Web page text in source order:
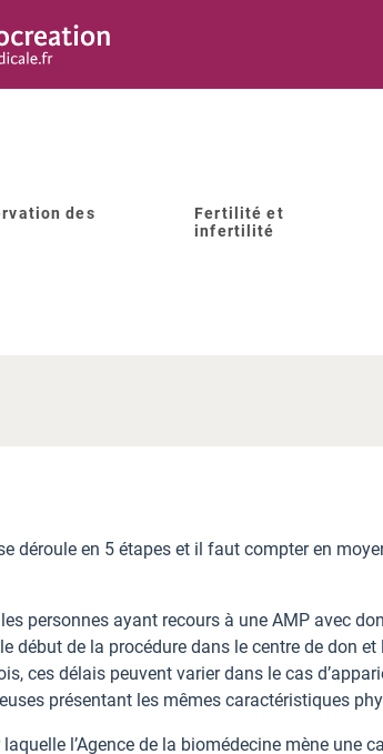
des
Fertilité et
infertilité
déroule en 5 étapes et il faut compter en
personnes ayant recours à une AMP avec
début de la procédure dans le centre de don
ces délais peuvent varier dans le cas
présentant les mêmes caractéristiques
laquelle l’Agence de la biomédecine mène